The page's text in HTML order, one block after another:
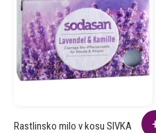
Rastlinsko milo v kosu SIVKA